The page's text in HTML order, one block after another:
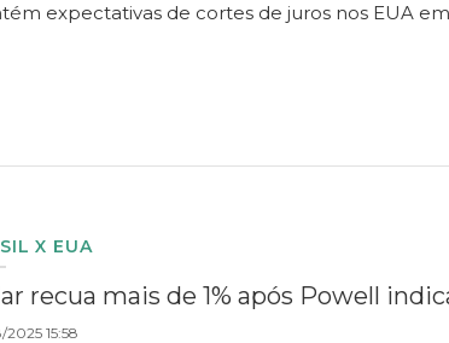
expectativas de cortes de juros nos EUA
X EUA
recua mais de 1% após Powell
15:58